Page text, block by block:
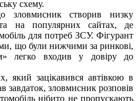
схему.
зловмисник створив низку
на популярних сайтах, де
для потреб ЗСУ. Фігурант
що були нижчими за ринкові,
легко входив у довіру до
який зацікавився автівкою в
завдаток, зловмисник розповів
нібито не пропускають